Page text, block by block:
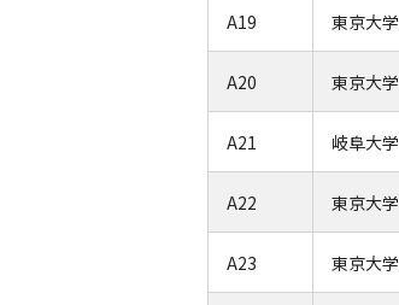
A19 東京大学
A20 東京大学
A21 岐阜大学
A22 東京大学
A23 東京大学